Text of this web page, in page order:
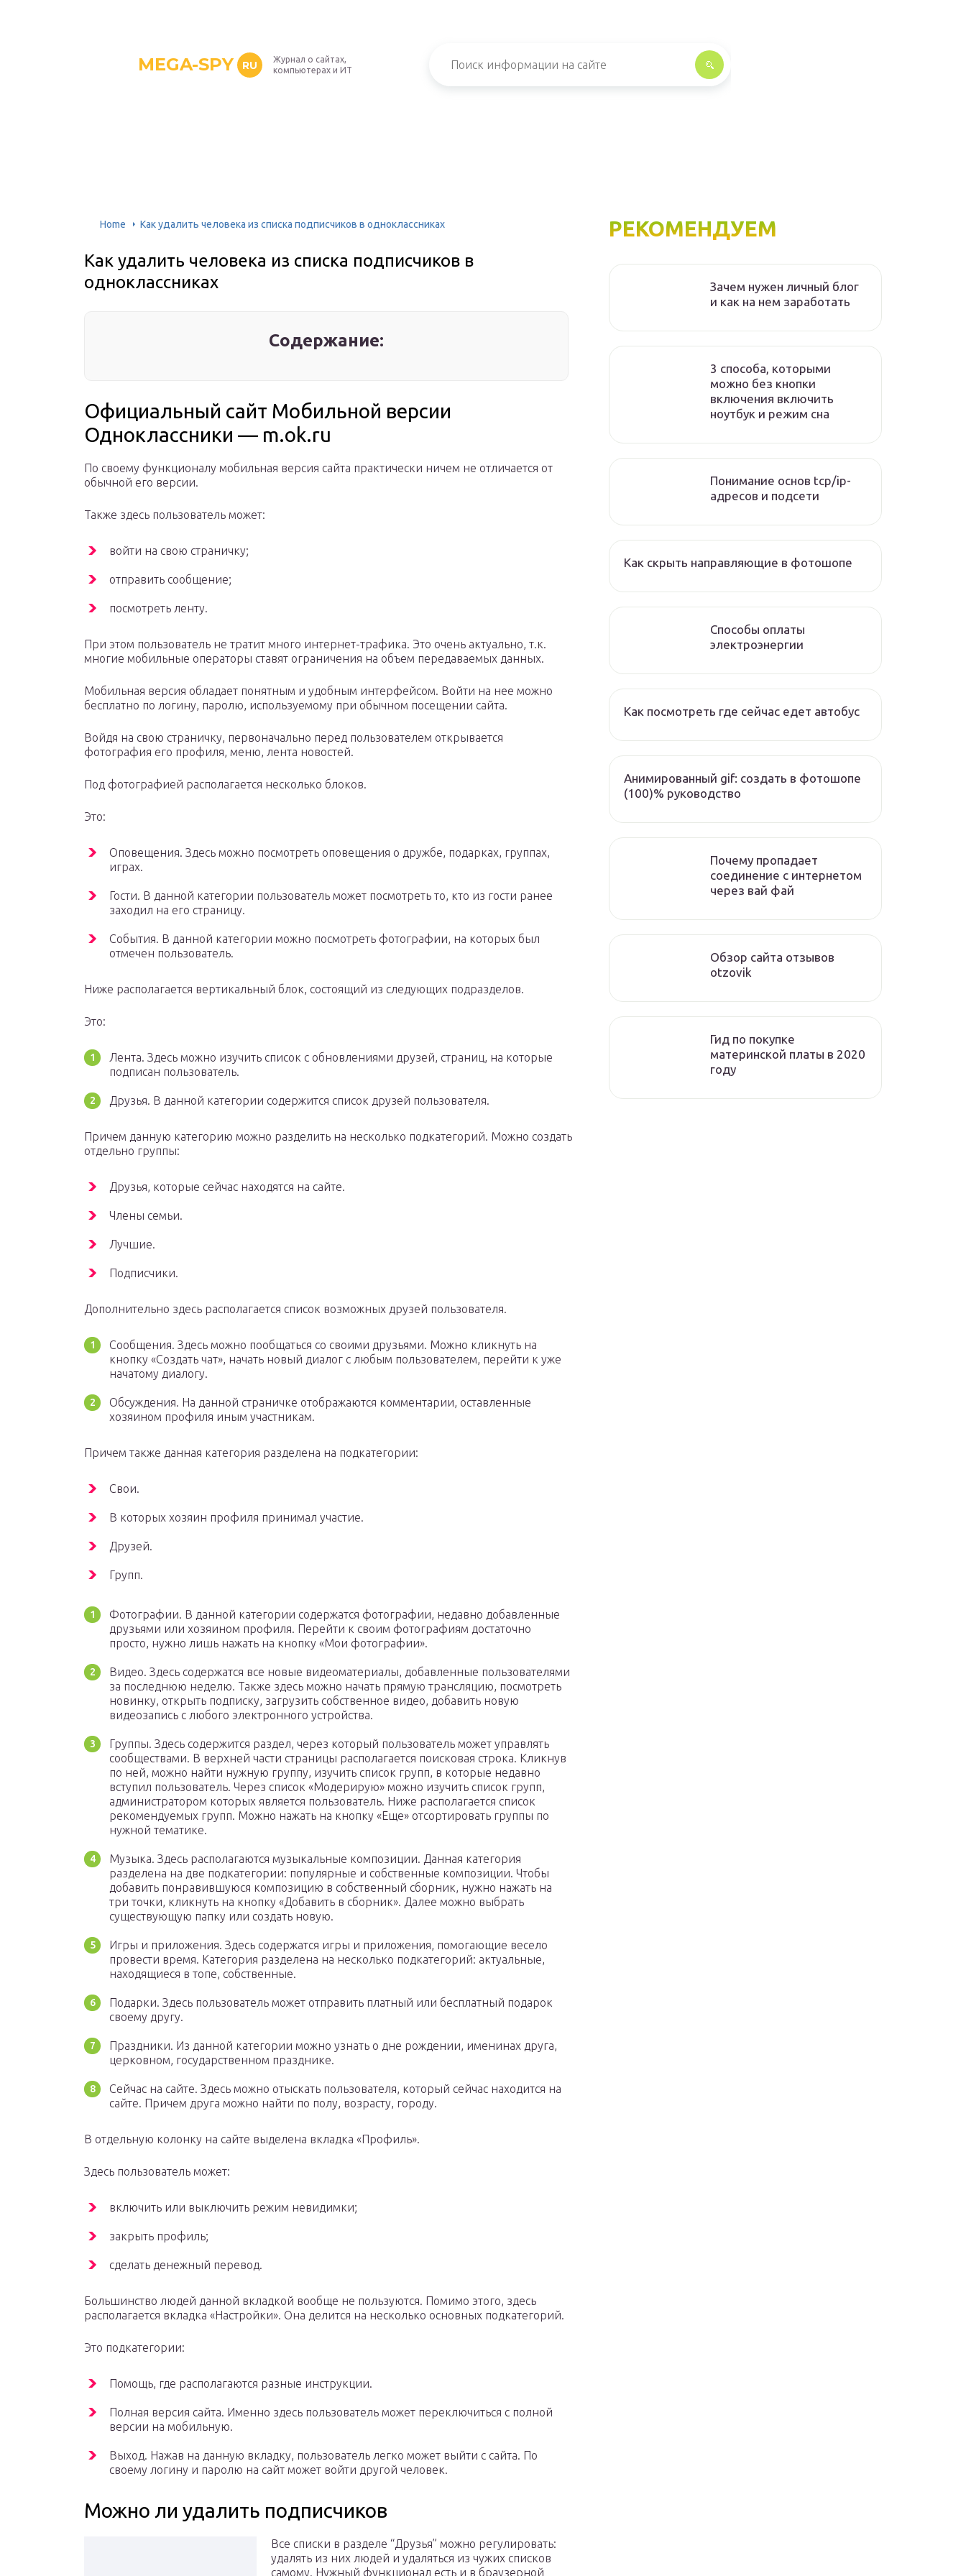
MEGA-SPY RU
Журнал о сайтах,
компьютерах и ИТ
Home Как удалить человека из списка подписчиков в одноклассниках
Как удалить человека из списка подписчиков в
одноклассниках
Содержание:
Официальный сайт Мобильной версии
Одноклассники — m.ok.ru
По своему функционалу мобильная версия сайта практически ничем не отличается от
обычной его версии.
Также здесь пользователь может:
войти на свою страничку;
отправить сообщение;
посмотреть ленту.
При этом пользователь не тратит много интернет-трафика. Это очень актуально, т.к.
многие мобильные операторы ставят ограничения на объем передаваемых данных.
Мобильная версия обладает понятным и удобным интерфейсом. Войти на нее можно
бесплатно по логину, паролю, используемому при обычном посещении сайта.
Войдя на свою страничку, первоначально перед пользователем открывается
фотография его профиля, меню, лента новостей.
Под фотографией располагается несколько блоков.
Это:
Оповещения. Здесь можно посмотреть оповещения о дружбе, подарках, группах,
играх.
Гости. В данной категории пользователь может посмотреть то, кто из гости ранее
заходил на его страницу.
События. В данной категории можно посмотреть фотографии, на которых был
отмечен пользователь.
Ниже располагается вертикальный блок, состоящий из следующих подразделов.
Это:
Лента. Здесь можно изучить список с обновлениями друзей, страниц, на которые
подписан пользователь.
Друзья. В данной категории содержится список друзей пользователя.
Причем данную категорию можно разделить на несколько подкатегорий. Можно создать
отдельно группы:
Друзья, которые сейчас находятся на сайте.
Члены семьи.
Лучшие.
Подписчики.
Дополнительно здесь располагается список возможных друзей пользователя.
Сообщения. Здесь можно пообщаться со своими друзьями. Можно кликнуть на
кнопку «Создать чат», начать новый диалог с любым пользователем, перейти к уже
начатому диалогу.
Обсуждения. На данной страничке отображаются комментарии, оставленные
хозяином профиля иным участникам.
Причем также данная категория разделена на подкатегории:
Свои.
В которых хозяин профиля принимал участие.
Друзей.
Групп.
Фотографии. В данной категории содержатся фотографии, недавно добавленные
друзьями или хозяином профиля. Перейти к своим фотографиям достаточно
просто, нужно лишь нажать на кнопку «Мои фотографии».
Видео. Здесь содержатся все новые видеоматериалы, добавленные пользователями
за последнюю неделю. Также здесь можно начать прямую трансляцию, посмотреть
новинку, открыть подписку, загрузить собственное видео, добавить новую
видеозапись с любого электронного устройства.
Группы. Здесь содержится раздел, через который пользователь может управлять
сообществами. В верхней части страницы располагается поисковая строка. Кликнув
по ней, можно найти нужную группу, изучить список групп, в которые недавно
вступил пользователь. Через список «Модерирую» можно изучить список групп,
администратором которых является пользователь. Ниже располагается список
рекомендуемых групп. Можно нажать на кнопку «Еще» отсортировать группы по
нужной тематике.
Музыка. Здесь располагаются музыкальные композиции. Данная категория
разделена на две подкатегории: популярные и собственные композиции. Чтобы
добавить понравившуюся композицию в собственный сборник, нужно нажать на
три точки, кликнуть на кнопку «Добавить в сборник». Далее можно выбрать
существующую папку или создать новую.
Игры и приложения. Здесь содержатся игры и приложения, помогающие весело
провести время. Категория разделена на несколько подкатегорий: актуальные,
находящиеся в топе, собственные.
Подарки. Здесь пользователь может отправить платный или бесплатный подарок
своему другу.
Праздники. Из данной категории можно узнать о дне рождении, именинах друга,
церковном, государственном празднике.
Сейчас на сайте. Здесь можно отыскать пользователя, который сейчас находится на
сайте. Причем друга можно найти по полу, возрасту, городу.
В отдельную колонку на сайте выделена вкладка «Профиль».
Здесь пользователь может:
включить или выключить режим невидимки;
закрыть профиль;
сделать денежный перевод.
Большинство людей данной вкладкой вообще не пользуются. Помимо этого, здесь
располагается вкладка «Настройки». Она делится на несколько основных подкатегорий.
Это подкатегории:
Помощь, где располагаются разные инструкции.
Полная версия сайта. Именно здесь пользователь может переключиться с полной
версии на мобильную.
Выход. Нажав на данную вкладку, пользователь легко может выйти с сайта. По
своему логину и паролю на сайт может войти другой человек.
Можно ли удалить подписчиков
Все списки в разделе “Друзья” можно регулировать:
удалять из них людей и удаляться из чужих списков
самому. Нужный функционал есть и в браузерной
РЕКОМЕНДУЕМ
Зачем нужен личный блог
и как на нем заработать
3 способа, которыми
можно без кнопки
включения включить
ноутбук и режим сна
Понимание основ tcp/ip-
адресов и подсети
Как скрыть направляющие в фотошопе
Способы оплаты
электроэнергии
Как посмотреть где сейчас едет автобус
Анимированный gif: создать в фотошопе
(100)% руководство
Почему пропадает
соединение с интернетом
через вай фай
Обзор сайта отзывов
otzovik
Гид по покупке
материнской платы в 2020
году